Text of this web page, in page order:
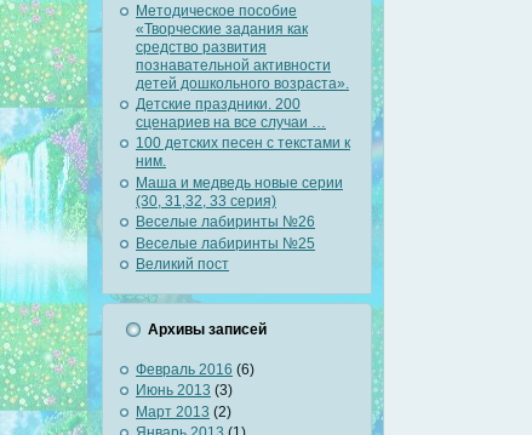
Методическое пособие
«Творческие задания как
средство развития
познавательной активности
детей дошкольного возраста».
Детские праздники. 200
сценариев на все случаи …
100 детских песен с текстами к
ним.
Маша и медведь новые серии
(30, 31,32, 33 серия)
Веселые лабиринты №26
Веселые лабиринты №25
Великий пост
Архивы записей
Февраль 2016 (6)
Июнь 2013 (3)
Март 2013 (2)